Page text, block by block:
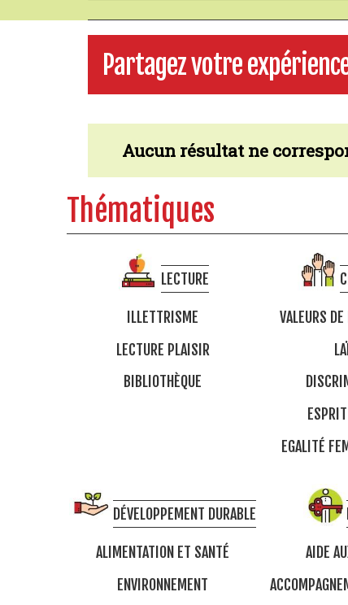
Partagez votre
Aucun résultat ne
Thématiques
LECTURE
ILLETTRISME
LECTURE PLAISIR
BIBLIOTHÈQUE
VALEURS
EGALITÉ
DÉVELOPPEMENT DURABLE
ALIMENTATION ET SANTÉ
ENVIRONNEMENT
AIDE